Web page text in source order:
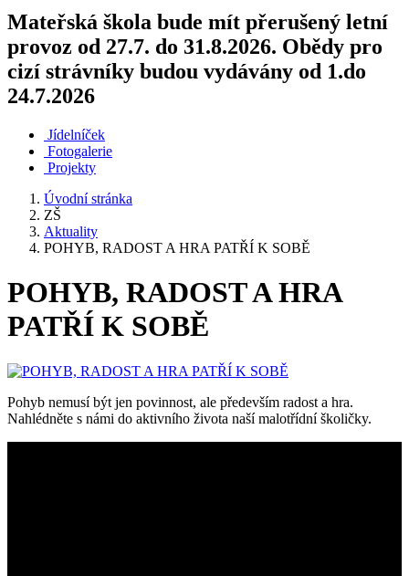
Mateřská škola bude mít přerušený letní
provoz od 27.7. do 31.8.2026. Obědy pro
cizí strávníky budou vydávány od 1.do
24.7.2026
Jídelníček
Fotogalerie
Projekty
Úvodní stránka
ZŠ
Aktuality
POHYB, RADOST A HRA PATŘÍ K SOBĚ
POHYB, RADOST A HRA
PATŘÍ K SOBĚ
Pohyb nemusí být jen povinnost, ale především radost a hra.
Nahlédněte s námi do aktivního života naší malotřídní školičky.